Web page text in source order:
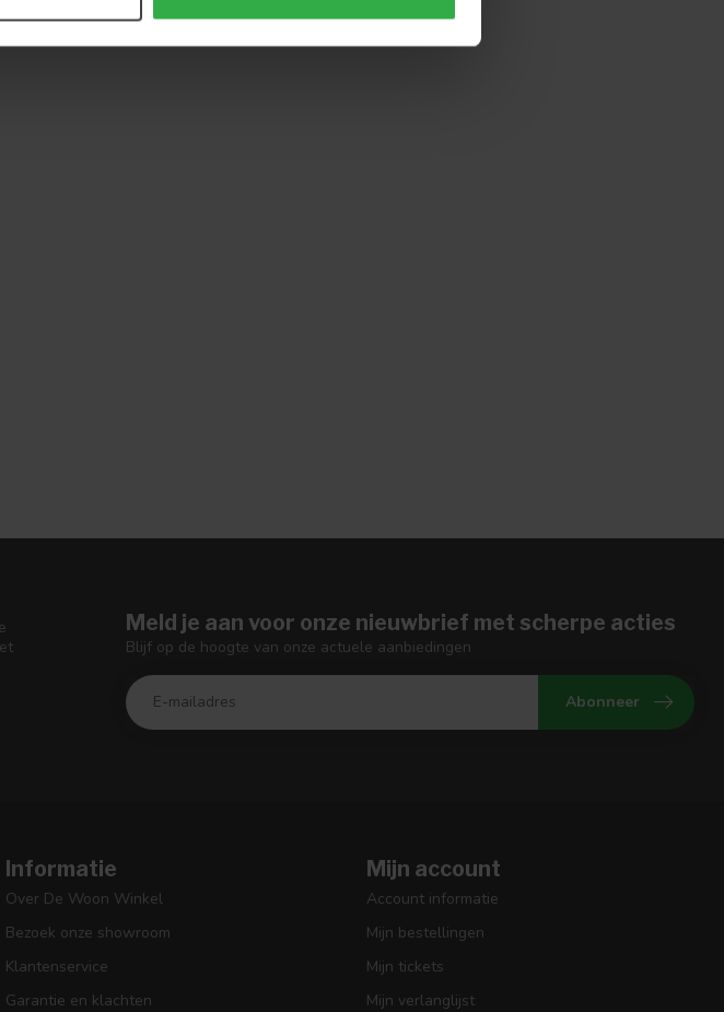
Meld je aan voor onze nieuwbrief met scherpe acties
Blijf op de hoogte van onze actuele aanbiedingen
Abonneer
Informatie
Over De Woon Winkel
Bezoek onze showroom
Klantenservice
Garantie en klachten
Mijn account
Account informatie
Mijn bestellingen
Mijn tickets
Mijn verlanglijst